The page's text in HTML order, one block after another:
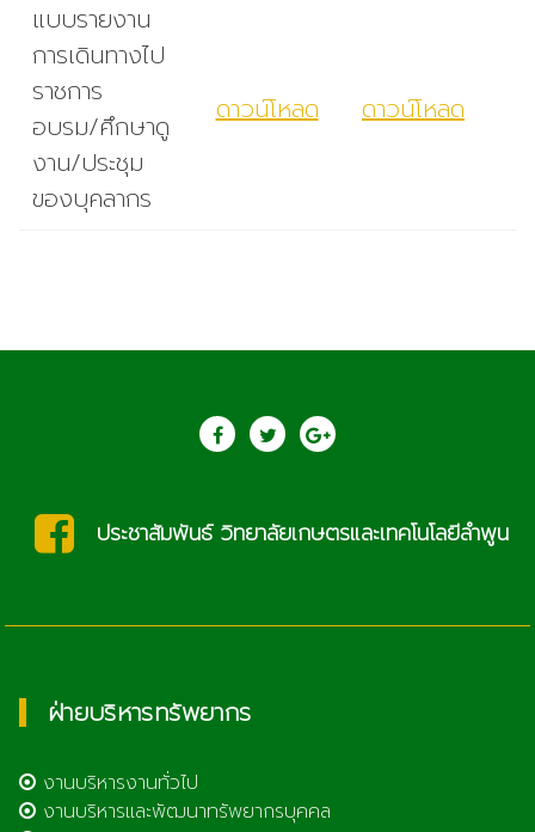
แบบรายงาน
การเดินทางไป
ราชการ
อบรม/ศึกษาดู
งาน/ประชุม
ของบุคลากร
ดาวน์โหลด ดาวน์โหลด
ประชาสัมพันธ์ วิทยาลัยเกษตรและเทคโนโลยีลำพูน
ฝ่ายบริหารทรัพยากร
งานบริหารงานทั่วไป
งานบริหารและพัฒนาทรัพยากรบุคคล